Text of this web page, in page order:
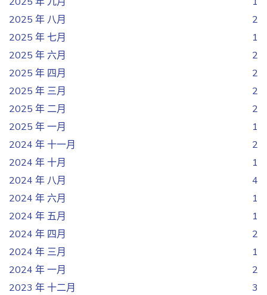
2025 年 八月
2
2025 年 七月
1
2025 年 六月
2
2025 年 四月
2
2025 年 三月
2
2025 年 二月
2
2025 年 一月
1
2024 年 十一月
2
2024 年 十月
1
2024 年 八月
4
2024 年 六月
1
2024 年 五月
1
2024 年 四月
2
2024 年 三月
1
2024 年 一月
2
2023 年 十二月
3